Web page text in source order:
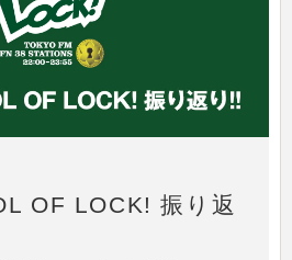
OF LOCK! 振り返